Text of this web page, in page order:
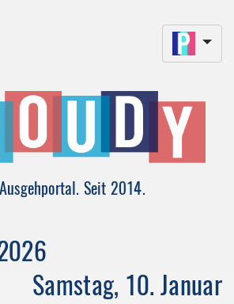
Seit 2014.
Samstag, 10. Januar